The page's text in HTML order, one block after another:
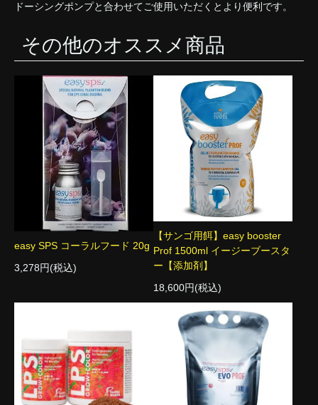
ドーシングポンプと合わせてご使用いただくとより便利です。
その他のオススメ商品
easy SPS コーラルフード 20g
3,278円(税込)
【サンゴ用餌】easy booster
Prof 1500ml イージーブースタ
ー【添加剤】
18,600円(税込)